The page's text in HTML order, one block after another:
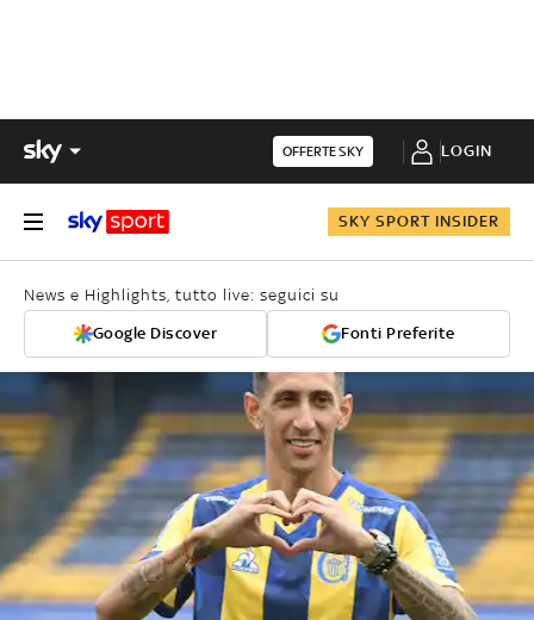
OFFERTE SKY LOGIN
SKY SPORT INSIDER
News e Highlights, tutto live: seguici su
Google Discover Fonti Preferite